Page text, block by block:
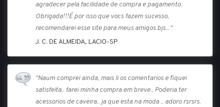
agradecer pela facilidade de compra e pagamento.
Obrigada!!!É por isso que vocs fazem sucesso,
recomendarei esse site para meus amigos.bjs..."
J. C. DE ALMEIDA, LACIO-SP
"Naum comprei ainda, mais li os comentarios e fiquei
satisfeita.. farei minha compra em breve.. Poderia ter
acessorios de caveira.. ja que esta na moda .. adoro rsrsrs.